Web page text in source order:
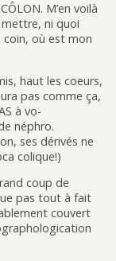
M’en voilà
ni quoi
coin, où est mon
haut les coeurs,
pas comme ça,
à vo-
néphro.
ses dérivés ne
colique!)
coup de
pas tout à fait
couvert